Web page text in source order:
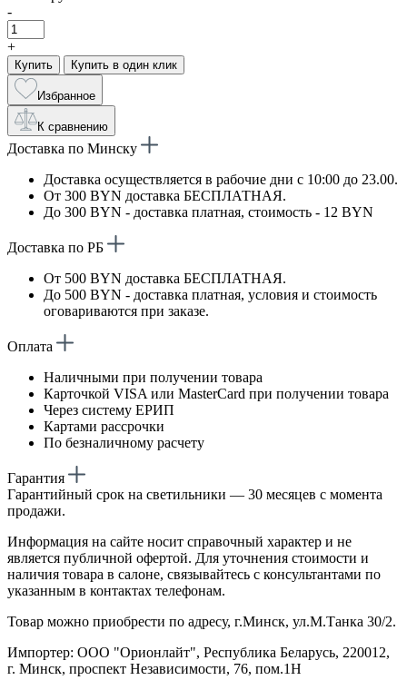
-
+
Купить Купить в один клик
Избранное
К сравнению
Доставка по Минску
Доставка осуществляется в рабочие дни с 10:00 до 23.00.
От 300 BYN доставка БЕСПЛАТНАЯ.
До 300 BYN - доставка платная, стоимость - 12 BYN
Доставка по РБ
От 500 BYN доставка БЕСПЛАТНАЯ.
До 500 BYN - доставка платная, условия и стоимость
оговариваются при заказе.
Оплата
Наличными при получении товара
Карточкой VISA или MasterCard при получении товара
Через систему ЕРИП
Картами рассрочки
По безналичному расчету
Гарантия
Гарантийный срок на светильники — 30 месяцев с момента
продажи.
Информация на сайте носит справочный характер и не
является публичной офертой. Для уточнения стоимости и
наличия товара в салоне, связывайтесь с консультантами по
указанным в контактах телефонам.
Товар можно приобрести по адресу, г.Минск, ул.М.Танка 30/2.
Импортер: ООО "Орионлайт", Республика Беларусь, 220012,
г. Минск, проспект Независимости, 76, пом.1Н